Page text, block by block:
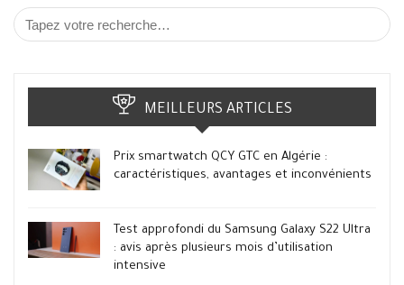
MEILLEURS ARTICLES
Prix smartwatch QCY GTC en Algérie :
caractéristiques, avantages et inconvénients
Test approfondi du Samsung Galaxy S22 Ultra
: avis après plusieurs mois d’utilisation
intensive